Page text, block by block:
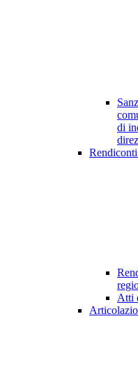
di
Atti